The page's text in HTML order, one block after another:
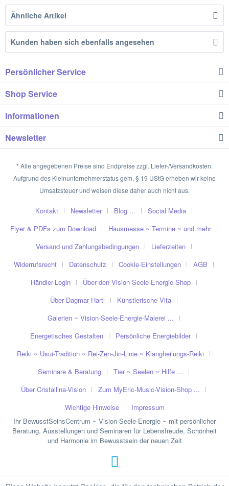
Ähnliche Artikel
Kunden haben sich ebenfalls angesehen
Persönlicher Service
Shop Service
Informationen
Newsletter
* Alle angegebenen Preise sind Endpreise zzgl. Liefer-/Versandkosten.
Aufgrund des Kleinunternehmerstatus gem. § 19 UStG erheben wir keine
Umsatzsteuer und weisen diese daher auch nicht aus.
Kontakt Newsletter Blog ...
Social Media
Flyer & PDFs zum Download
Hausmesse ~ Termine ~ und mehr
Versand und Zahlungsbedingungen
Lieferzeiten
Widerrufsrecht
Datenschutz Cookie-Einstellungen
AGB
Händler-Login
Über den Vision-Seele-Energie-Shop
Über Dagmar Hartl
Künstlerische Vita
Galerien ~ Vision-Seele-Energie-Malerei ...
Energetisches Gestalten
Persönliche Energiebilder
Reiki ~ Usui-Tradition ~ Rei-Zen-Jin-Linie ~ Klangheilungs-Reiki
Seminare & Beratung
Tier ~ Seelen ~ Hilfe ...
Über Cristallina-Vision
Zum MyEric-Music-Vision-Shop ...
Wichtige Hinweise
Impressum
Ihr BewusstSeinsCentrum ~ Vision-Seele-Energie ~ mit persönlicher
Beratung, Ausstellungen und Seminaren für Lebensfreude, Schönheit
und Harmonie im Bewusstsein der neuen Zeit